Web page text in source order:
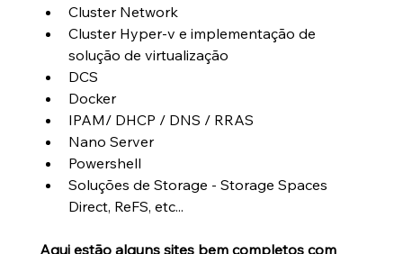
Cluster Network
Cluster Hyper-v e implementação de
solução de virtualização
DCS
Docker
IPAM/ DHCP / DNS / RRAS
Nano Server
Powershell
Soluções de Storage - Storage Spaces
Direct, ReFS, etc...
Aqui estão alguns sites bem completos com